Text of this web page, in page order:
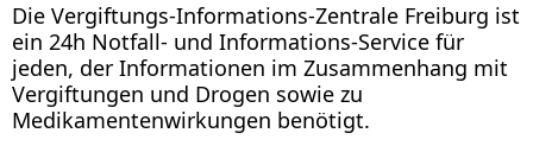
Die Vergiftungs-Informations-Zentrale Freiburg ist
ein 24h Notfall- und Informations-Service für
jeden, der Informationen im Zusammenhang mit
Vergiftungen und Drogen sowie zu
Medikamentenwirkungen benötigt.